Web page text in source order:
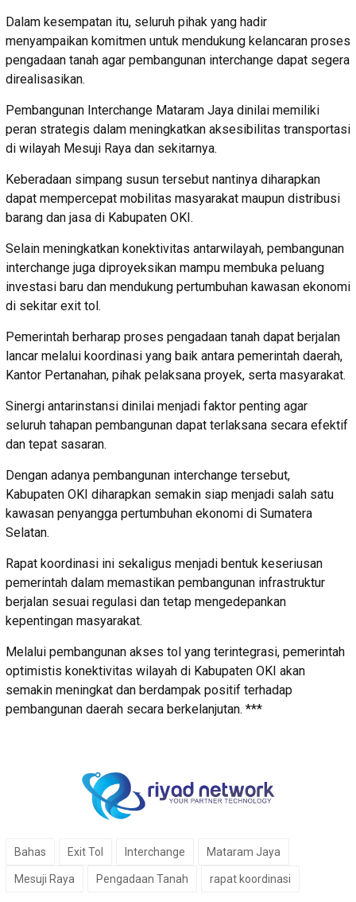
Dalam kesempatan itu, seluruh pihak yang hadir
menyampaikan komitmen untuk mendukung kelancaran proses
pengadaan tanah agar pembangunan interchange dapat segera
direalisasikan.
Pembangunan Interchange Mataram Jaya dinilai memiliki
peran strategis dalam meningkatkan aksesibilitas transportasi
di wilayah Mesuji Raya dan sekitarnya.
Keberadaan simpang susun tersebut nantinya diharapkan
dapat mempercepat mobilitas masyarakat maupun distribusi
barang dan jasa di Kabupaten OKI.
Selain meningkatkan konektivitas antarwilayah, pembangunan
interchange juga diproyeksikan mampu membuka peluang
investasi baru dan mendukung pertumbuhan kawasan ekonomi
di sekitar exit tol.
Pemerintah berharap proses pengadaan tanah dapat berjalan
lancar melalui koordinasi yang baik antara pemerintah daerah,
Kantor Pertanahan, pihak pelaksana proyek, serta masyarakat.
Sinergi antarinstansi dinilai menjadi faktor penting agar
seluruh tahapan pembangunan dapat terlaksana secara efektif
dan tepat sasaran.
Dengan adanya pembangunan interchange tersebut,
Kabupaten OKI diharapkan semakin siap menjadi salah satu
kawasan penyangga pertumbuhan ekonomi di Sumatera
Selatan.
Rapat koordinasi ini sekaligus menjadi bentuk keseriusan
pemerintah dalam memastikan pembangunan infrastruktur
berjalan sesuai regulasi dan tetap mengedepankan
kepentingan masyarakat.
Melalui pembangunan akses tol yang terintegrasi, pemerintah
optimistis konektivitas wilayah di Kabupaten OKI akan
semakin meningkat dan berdampak positif terhadap
pembangunan daerah secara berkelanjutan. ***
Bahas Exit Tol Interchange Mataram Jaya
Mesuji Raya Pengadaan Tanah rapat koordinasi